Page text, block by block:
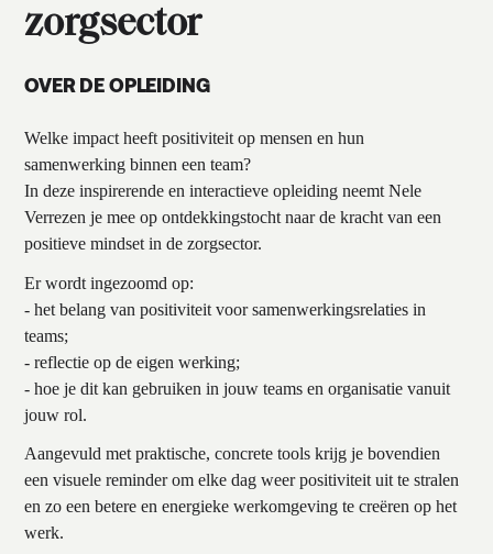
zorgsector
OVER DE OPLEIDING
Welke impact heeft positiviteit op mensen en hun
samenwerking binnen een team?
In deze inspirerende en interactieve opleiding neemt Nele
Verrezen je mee op ontdekkingstocht naar de kracht van een
positieve mindset in de zorgsector.
Er wordt ingezoomd op:
- het belang van positiviteit voor samenwerkingsrelaties in
teams;
- reflectie op de eigen werking;
- hoe je dit kan gebruiken in jouw teams en organisatie vanuit
jouw rol.
Aangevuld met praktische, concrete tools krijg je bovendien
een visuele reminder om elke dag weer positiviteit uit te stralen
en zo een betere en energieke werkomgeving te creëren op het
werk.